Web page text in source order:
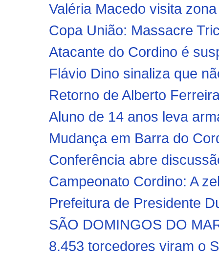
Valéria Macedo visita
Copa União: Massacre
Atacante do Cordino é
Flávio Dino sinaliza que
Retorno de Alberto
Aluno de 14 anos leva
Mudança em Barra do
Conferência abre
Campeonato Cordino: A
Prefeitura de Presidente
SÃO DOMINGOS DO
8.453 torcedores viram o